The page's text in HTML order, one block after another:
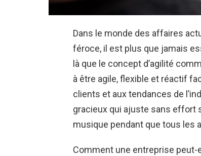
Dans le monde des affaires
féroce, il est plus que jamais
là que le concept d’agilité
à être agile, flexible et réactif
clients et aux tendances de
gracieux qui ajuste sans effort
musique pendant que tous les
Comment une entreprise peut-